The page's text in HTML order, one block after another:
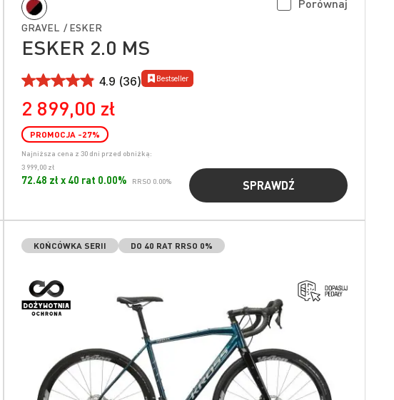
GRAVEL / ESKER
ESKER 2.0 MS
4.9 (36) Bestseller
Porównaj
2 899,00 zł
PROMOCJA -27%
Najniższa cena z 30 dni przed obniżką:
3 999,00 zł
72.48 zł x 40 rat 0.00% RRSO 0.00% SPRAWDŹ
KOŃCÓWKA SERII DO 40 RAT RRSO 0%